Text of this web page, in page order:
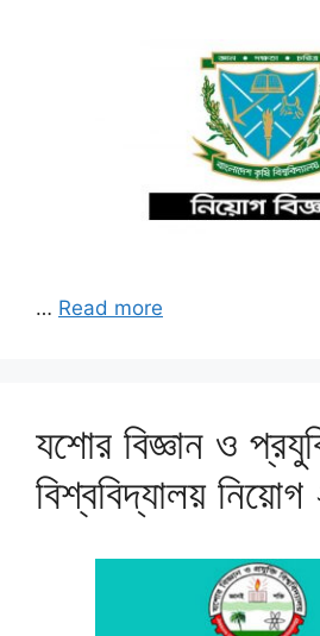
… Read more
যশোর বিজ্ঞান ও
বিশ্ববিদ্যালয়